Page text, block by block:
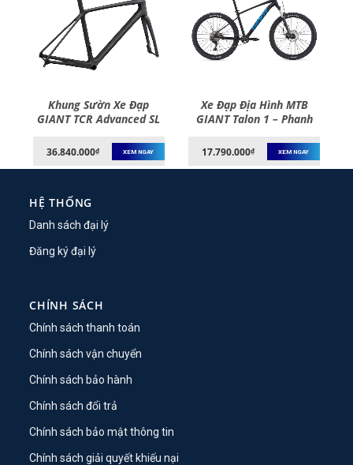
Khung Sườn Xe Đạp
GIANT TCR Advanced SL
2022
36.840.000₫ XEM NGAY
Xe Đạp Địa Hình MTB
GIANT Talon 1 – Phanh
2021
17.790.000₫ XEM NGAY
HỆ THỐNG
Danh sách đại lý
Đăng ký đại lý
CHÍNH SÁCH
Chính sách thanh toán
Chính sách vận chuyển
Chính sách bảo hành
Chính sách đổi trả
Chính sách bảo mật thông tin
Chính sách giải quyết khiếu nại